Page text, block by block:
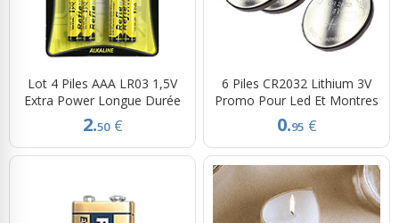
Lot 4 Piles AAA LR03 1,5V
Extra Power Longue Durée
2.50 €
6 Piles CR2032 Lithium 3V
Promo Pour Led Et Montres
0.95 €